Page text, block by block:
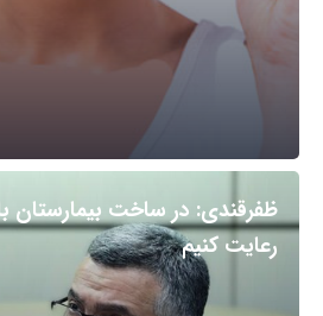
ظفرقندی: در ساخت بیمارستان
رعایت کنیم